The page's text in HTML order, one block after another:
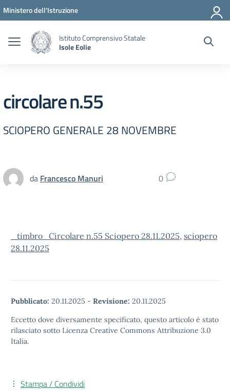
Vai ai contenuti
Vai al menu di navigazione
Vai al footer
Ministero dell'Istruzione
Istituto Comprensivo Statale
Isole Eolie
circolare n.55
SCIOPERO GENERALE 28 NOVEMBRE
da Francesco Manuri 0
_timbro_Circolare n.55 Sciopero 28.11.2025, sciopero
28.11.2025
Pubblicato: 20.11.2025 - Revisione: 20.11.2025
Eccetto dove diversamente specificato, questo articolo è stato
rilasciato sotto Licenza Creative Commons Attribuzione 3.0
Italia.
Stampa / Condividi